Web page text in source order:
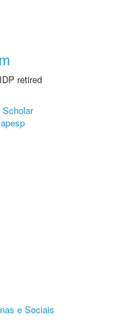
retired
Scholar
e Sociais